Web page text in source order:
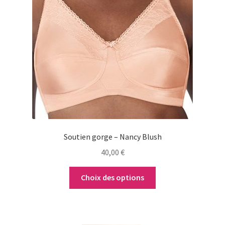
Soutien gorge – Nancy Blush
40,00 €
Choix des options
variations.
options
peuvent
être
produit